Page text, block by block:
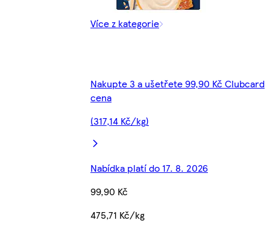
Více z kategorie
Nakupte 3 a ušetřete 99,90 Kč Clubcard
cena
(317,14 Kč/kg)
Nabídka platí do 17. 8. 2026
99,90 Kč
475,71 Kč/kg